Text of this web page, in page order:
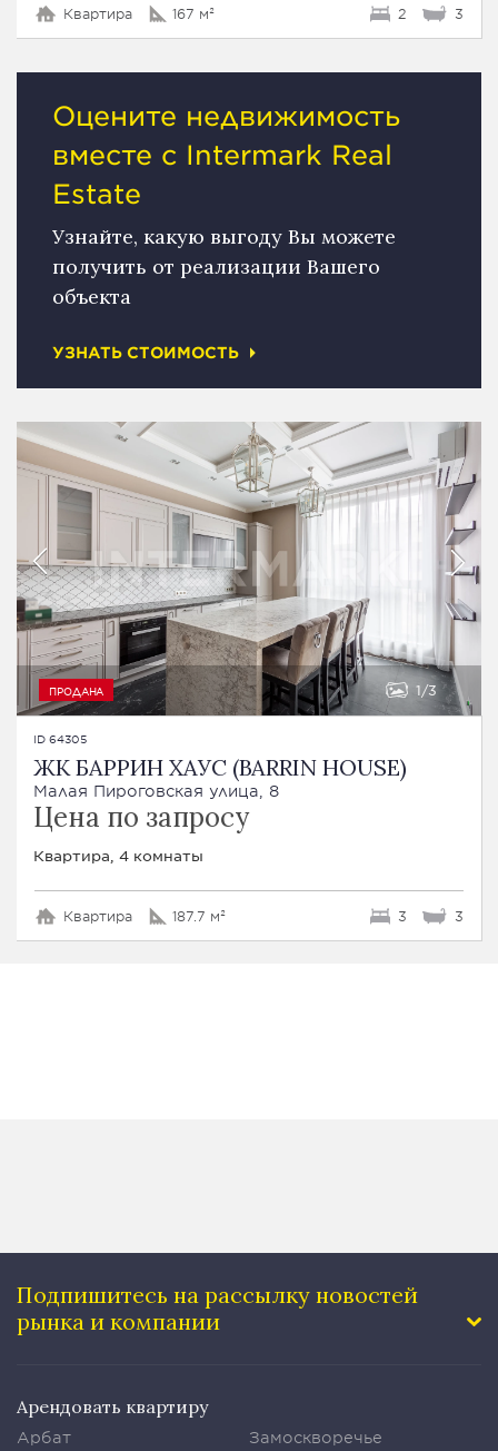
Квартира 167 м² 2 3
Оцените недвижимость
вместе с Intermark Real
Estate
Узнайте, какую выгоду Вы можете
получить от реализации Вашего
объекта
УЗНАТЬ СТОИМОСТЬ
ПРОДАНА 1 3
ID 64305
ЖК БАРРИН ХАУС (BARRIN HOUSE)
Малая Пироговская улица, 8
Цена по запросу
Квартира, 4 комнаты
Квартира 187.7 м² 3 3
Подпишитесь на рассылку новостей
рынка и компании
Арендовать квартиру
Арбат
Замоскворечье